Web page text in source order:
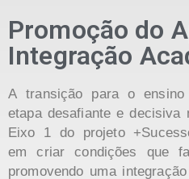
Promoção do
Integração
A transição para o ensino
etapa desafiante e decisiva
Eixo 1 do projeto
em criar condições que
promovendo uma